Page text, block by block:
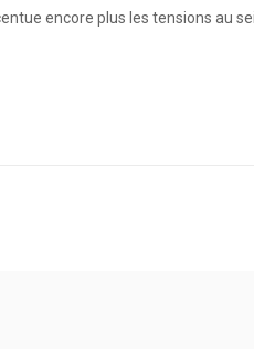
encore plus les tensions au